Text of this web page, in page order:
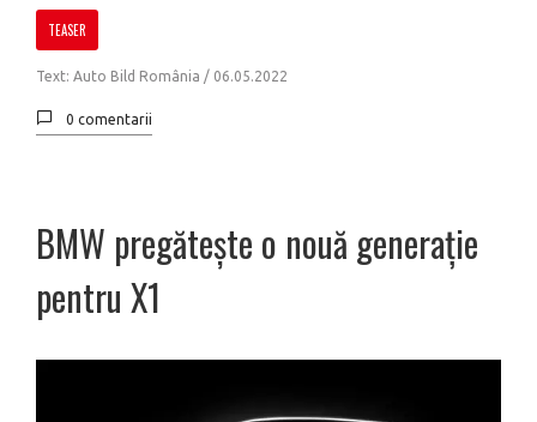
TEASER
Text: Auto Bild România / 06.05.2022
0 comentarii
BMW pregătește o nouă generație
pentru X1